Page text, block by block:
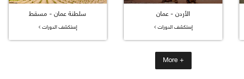
الأردن - عمان
إستكشف الدورات
سلطنة عمان - مسقط
إستكشف الدورات
+ More